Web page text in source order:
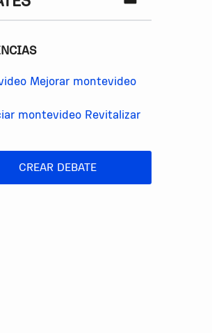
Mejorar montevideo
montevideo Revitalizar
CREAR DEBATE